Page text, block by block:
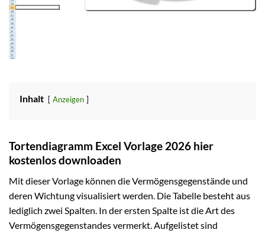
Inhalt Anzeigen
Tortendiagramm Excel Vorlage 2026 hier
kostenlos downloaden
Mit dieser Vorlage können die Vermögensgegenstände und
deren Wichtung visualisiert werden. Die Tabelle besteht aus
lediglich zwei Spalten. In der ersten Spalte ist die Art des
Vermögensgegenstandes vermerkt. Aufgelistet sind